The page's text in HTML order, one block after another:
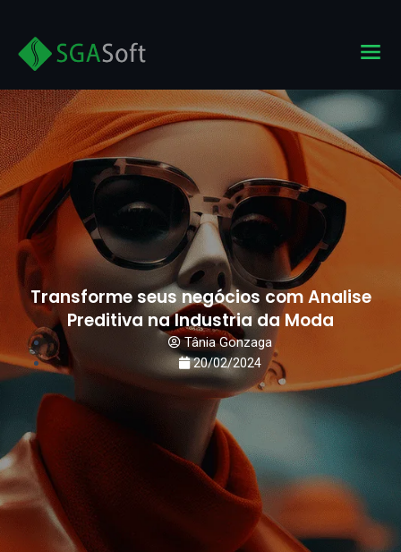
conteúdo
Transforme seus negócios com Analise
Preditiva na Industria da Moda
Tânia Gonzaga
20/02/2024